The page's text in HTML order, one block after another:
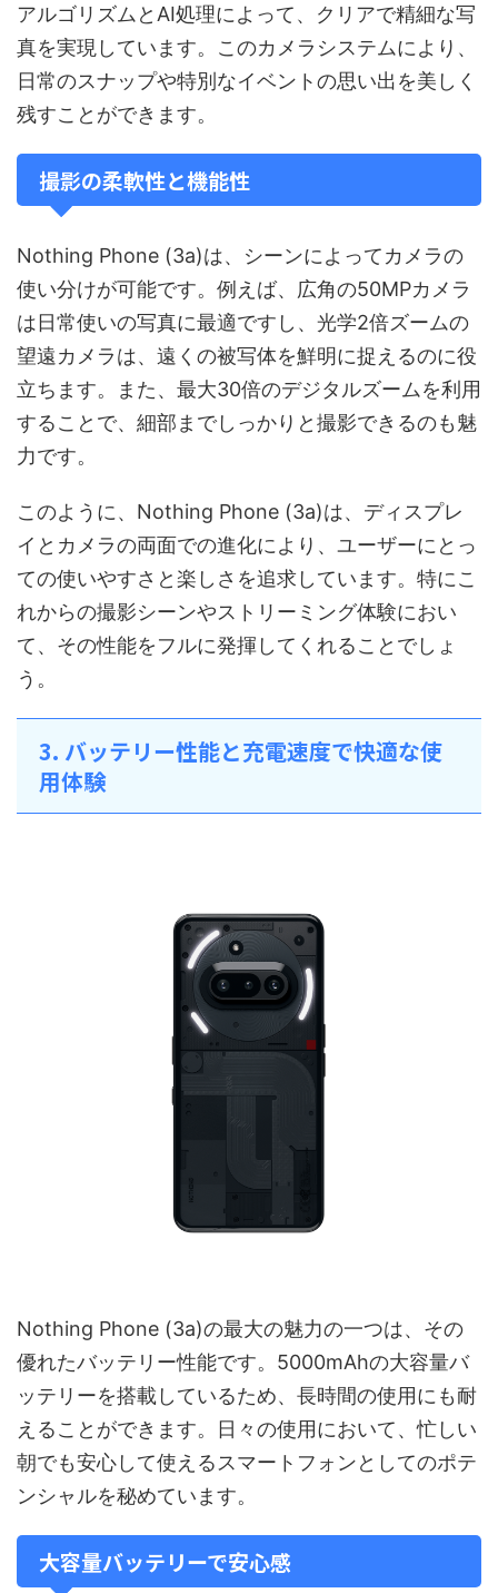
アルゴリズムとAI処理によって、クリアで精細な写
真を実現しています。このカメラシステムにより、
日常のスナップや特別なイベントの思い出を美しく
残すことができます。
撮影の柔軟性と機能性
Nothing Phone (3a)は、シーンによってカメラの
使い分けが可能です。例えば、広角の50MPカメラ
は日常使いの写真に最適ですし、光学2倍ズームの
望遠カメラは、遠くの被写体を鮮明に捉えるのに役
立ちます。また、最大30倍のデジタルズームを利用
することで、細部までしっかりと撮影できるのも魅
力です。
このように、Nothing Phone (3a)は、ディスプレ
イとカメラの両面での進化により、ユーザーにとっ
ての使いやすさと楽しさを追求しています。特にこ
れからの撮影シーンやストリーミング体験におい
て、その性能をフルに発揮してくれることでしょ
う。
3. バッテリー性能と充電速度で快適な使
用体験
Nothing Phone (3a)の最大の魅力の一つは、その
優れたバッテリー性能です。5000mAhの大容量バ
ッテリーを搭載しているため、長時間の使用にも耐
えることができます。日々の使用において、忙しい
朝でも安心して使えるスマートフォンとしてのポテ
ンシャルを秘めています。
大容量バッテリーで安心感